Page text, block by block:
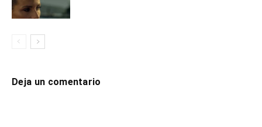
Deja un comentario